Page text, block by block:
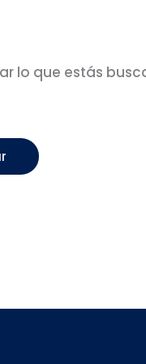
lo que estás